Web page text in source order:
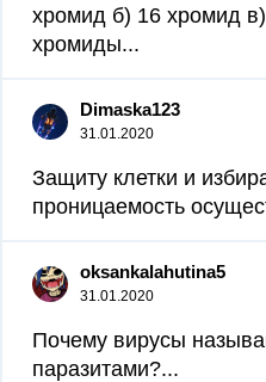
хромид б) 16 хромид
хромиды...
Dimaska123
31.01.2020
Защиту клетки и
проницаемость
oksankalahutina5
31.01.2020
Почему вирусы
паразитами?...